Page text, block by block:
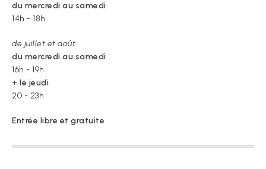
du mercredi au samedi
14h - 18h
de juillet et août
du mercredi au samedi
16h - 19h
+ le jeudi
20 - 23h
Entrée libre et gratuite